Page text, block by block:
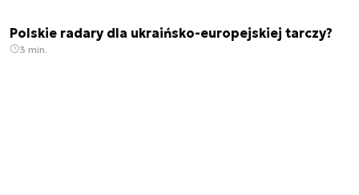
Polskie radary dla ukraińsko-europejskiej tarczy?
3 min.